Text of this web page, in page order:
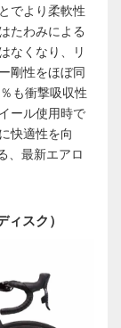
でより柔軟性
たわみによる
なくなり、リ
剛性をほぼ同
も衝撃吸収性
ール使用時で
快適性を向
、最新エアロ
スク）